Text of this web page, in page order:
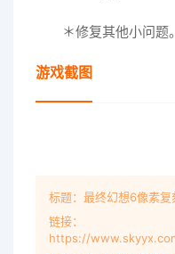
＊修复其他小问题。
游戏截图
标题：最终幻想6像素复
链接：
https://